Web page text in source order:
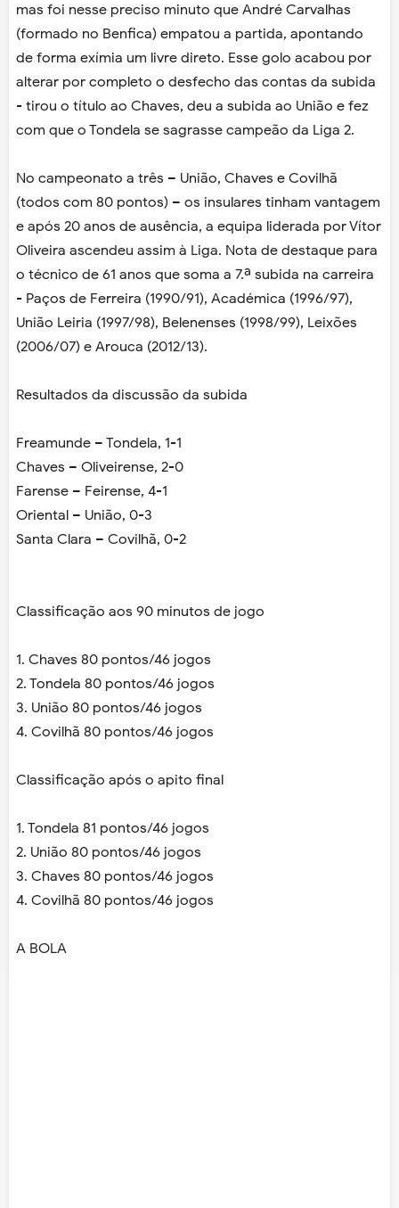
mas foi nesse preciso minuto que André Carvalhas
(formado no Benfica) empatou a partida, apontando
de forma exímia um livre direto. Esse golo acabou por
alterar por completo o desfecho das contas da subida
- tirou o título ao Chaves, deu a subida ao União e fez
com que o Tondela se sagrasse campeão da Liga 2.
No campeonato a três – União, Chaves e Covilhã
(todos com 80 pontos) – os insulares tinham vantagem
e após 20 anos de ausência, a equipa liderada por Vítor
Oliveira ascendeu assim à Liga. Nota de destaque para
o técnico de 61 anos que soma a 7.ª subida na carreira
- Paços de Ferreira (1990/91), Académica (1996/97),
União Leiria (1997/98), Belenenses (1998/99), Leixões
(2006/07) e Arouca (2012/13).
Resultados da discussão da subida
Freamunde – Tondela, 1-1
Chaves – Oliveirense, 2-0
Farense – Feirense, 4-1
Oriental – União, 0-3
Santa Clara – Covilhã, 0-2
Classificação aos 90 minutos de jogo
1. Chaves 80 pontos/46 jogos
2. Tondela 80 pontos/46 jogos
3. União 80 pontos/46 jogos
4. Covilhã 80 pontos/46 jogos
Classificação após o apito final
1. Tondela 81 pontos/46 jogos
2. União 80 pontos/46 jogos
3. Chaves 80 pontos/46 jogos
4. Covilhã 80 pontos/46 jogos
A BOLA